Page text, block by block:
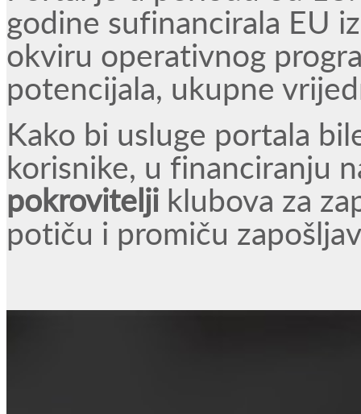
godine sufinancirala EU
okviru operativnog
potencijala, ukupne
Kako bi usluge portala
korisnike, u financiranju
pokrovitelji klubova za
potiču i promiču